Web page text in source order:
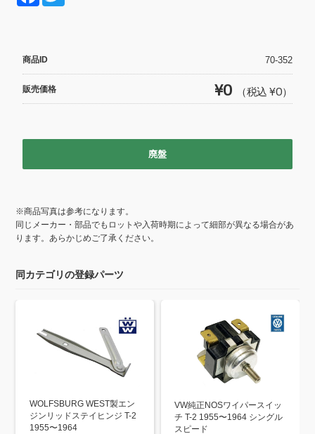
e
b
o
商品ID 70-352
販売価格 ¥0 （税込 ¥0）
廃盤
※商品写真は参考になります。
同じメーカー・部品でもロットや入荷時期によって細部が異なる場合があ
ります。あらかじめご了承ください。
同カテゴリの登録パーツ
WOLFSBURG WEST製エン
ジンリッドステイヒンジ T-2
1955〜1964
VW純正NOSワイパースイッ
チ T-2 1955〜1964 シングル
スピード